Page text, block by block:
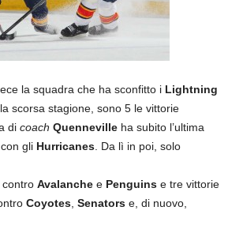
la squadra che ha sconfitto i Lightning
scorsa stagione, sono 5 le vittorie
di coach Quenneville ha subito l’ultima
gli Hurricanes . Da lì in poi, solo
contro Avalanche e Penguins e tre vittorie
Coyotes Senators e, di nuovo,